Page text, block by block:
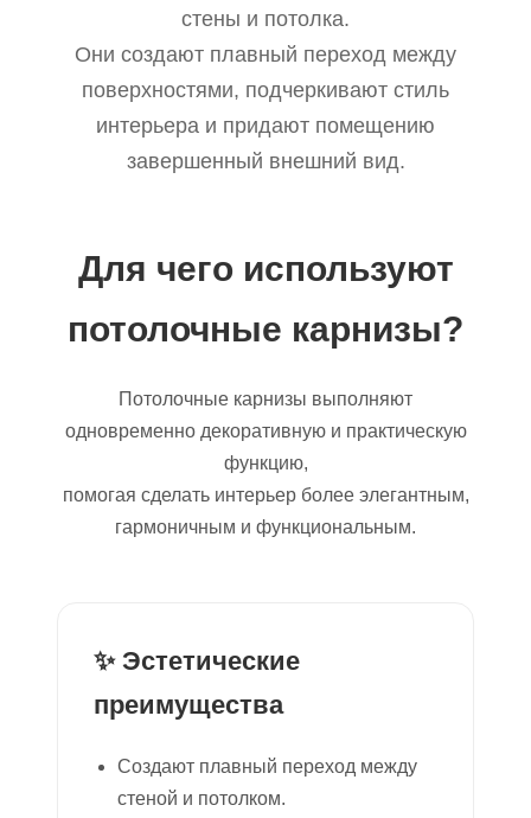
стены и потолка.
Они создают плавный переход между
поверхностями, подчеркивают стиль
интерьера и придают помещению
завершенный внешний вид.
Для чего используют
потолочные карнизы?
Потолочные карнизы выполняют
одновременно декоративную и практическую
функцию,
помогая сделать интерьер более элегантным,
гармоничным и функциональным.
✨ Эстетические
преимущества
Создают плавный переход между
стеной и потолком.